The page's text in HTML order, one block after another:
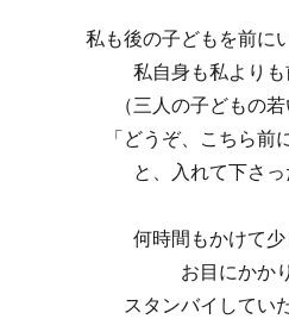
私も後の子どもを前に
私自身も私より
（三人の子どもの
「どうぞ、こちら前
と、入れて下さっ
何時間もかけて
お目にかか
スタンバイしてい